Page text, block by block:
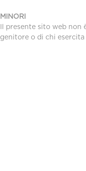
MINORI
Il presente sito web non
genitore o di chi